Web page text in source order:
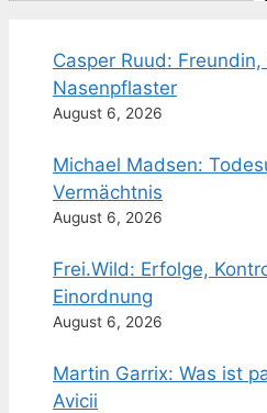
Casper Ruud:
Nasenpflaster
August 6, 2026
Michael Madsen:
Vermächtnis
August 6, 2026
Frei.Wild: Erfolge,
Einordnung
August 6, 2026
Martin Garrix: Was ist
Avicii